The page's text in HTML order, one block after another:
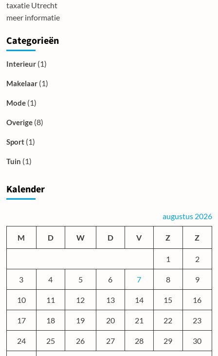
taxatie Utrecht
meer informatie
Categorieën
Interieur(1)
Makelaar(1)
Mode(1)
Overige(8)
Sport(1)
Tuin (1)
Kalender
augustus 2026
M D W D V Z Z
1 2
3 4 5 6 7 8 9
10 11 12 13 14 15 16
17 18 19 20 21 22 23
24 25 26 27 28 29 30